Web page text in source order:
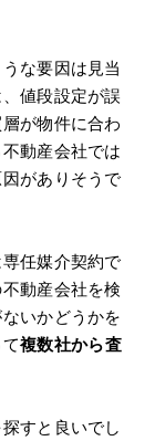
な要因は見当
値段設定が誤
が物件に合わ
動産会社では
がありそうで
任媒介契約で
動産会社を検
いかどうかを
複数社から査
すと良いでし